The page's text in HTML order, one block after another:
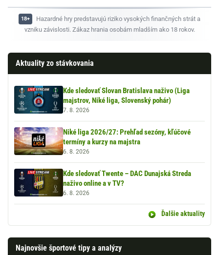
Hazardné hry predstavujú riziko vysokých finančných strát a
vzniku závislosti. Zákaz hrania osobám mladším ako 18 rokov.
Aktuality zo stávkovania
Kde sledovať Slovan Bratislava naživo (Liga
majstrov, Niké liga, Slovenský pohár)
7. 8. 2026
Niké liga 2026/27: Prehľad sezóny, kľúčové
termíny a kurzy na majstra
6. 8. 2026
Kde sledovať Twente – DAC Dunajská Streda
naživo online a v TV?
6. 8. 2026
Ďalšie aktuality
Najnovšie športové tipy a analýzy